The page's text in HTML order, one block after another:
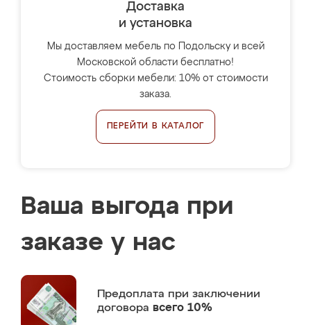
Доставка
и установка
Мы доставляем мебель по Подольску и всей
Московской области бесплатно!
Стоимость сборки мебели: 10% от стоимости
заказа.
ПЕРЕЙТИ В КАТАЛОГ
Ваша выгода при
заказе у нас
Предоплата при заключении
договора всего 10%